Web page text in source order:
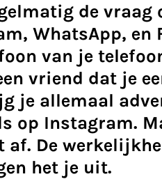
de vraag
WhatsApp, en
van je
vriend dat je
je allemaal
op Instagram.
af. De
het je uit.